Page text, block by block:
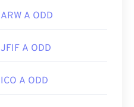
ARW A ODD
JFIF A ODD
ICO A ODD